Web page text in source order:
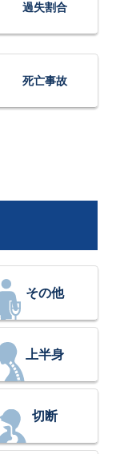
過失割合
死亡事故
その他
上半身
切断